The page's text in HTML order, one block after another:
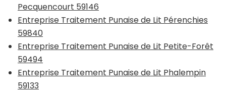
Pecquencourt 59146
Entreprise Traitement Punaise de Lit Pérenchies
59840
Entreprise Traitement Punaise de Lit Petite-Forêt
59494
Entreprise Traitement Punaise de Lit Phalempin
59133